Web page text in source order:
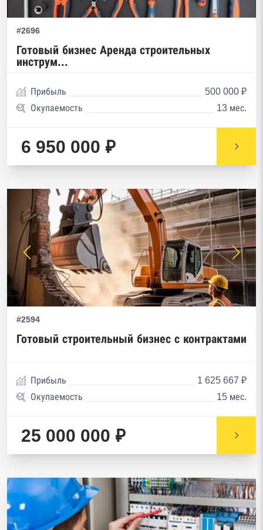
#2696
Готовый бизнес Аренда строительных
инструм...
Прибыль
500 000 ₽
Окупаемость
13 мес.
6 950 000 ₽
#2594
Готовый строительный бизнес с контрактами
Прибыль
1 625 667 ₽
Окупаемость
15 мес.
25 000 000 ₽